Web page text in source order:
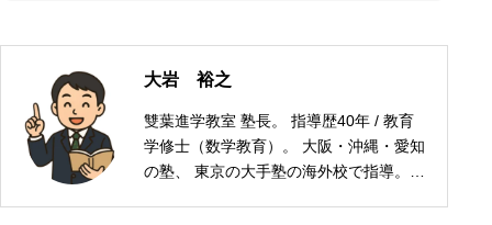
大岩 裕之
雙葉進学教室 塾長。 指導歴40年 / 教育
学修士（数学教育）。 大阪・沖縄・愛知
の塾、 東京の大手塾の海外校で指導。